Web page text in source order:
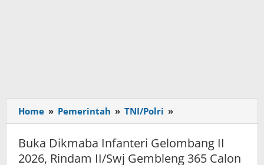
Home » Pemerintah » TNI/Polri »
Dikmaba
Infanteri
Gelombang
Buka Dikmaba Infanteri Gelombang II
2026, Rindam II/Swj Gembleng 365 Calon